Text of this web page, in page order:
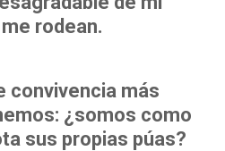
rodean.
convivencia más
¿somos como
sus propias púas?